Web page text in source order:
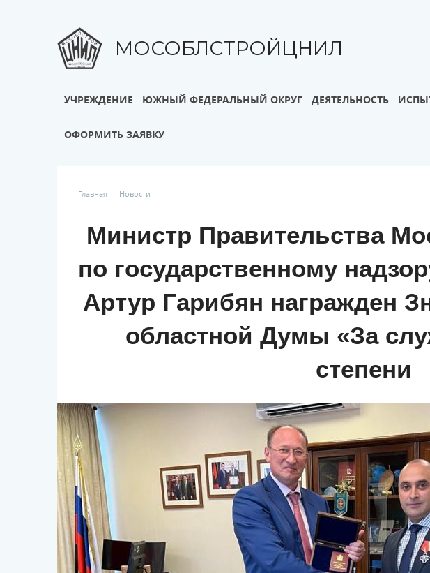
МОСОБЛСТРОЙЦНИЛ
УЧРЕЖДЕНИЕ ЮЖНЫЙ ФЕДЕРАЛЬНЫЙ ОКРУГ ДЕЯТЕЛЬНОСТЬ
ОФОРМИТЬ ЗАЯВКУ
Главная Новости
Министр Правительства
по государственному
Артур Гарибян награжден
областной Думы «За
степени